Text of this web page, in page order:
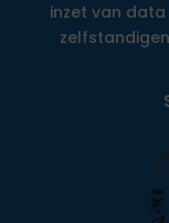
inzet van